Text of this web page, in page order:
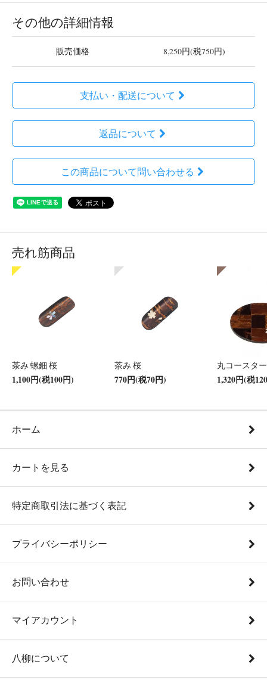
その他の詳細情報
販売価格 8,250円(税750円)
支払い・配送について
返品について
この商品について問い合わせる
売れ筋商品
茶み 螺鈿 桜
1,100円(税100円)
茶み 桜
770円(税70円)
丸コースタ
1,320円(税
ホーム
カートを見る
特定商取引法に基づく表記
プライバシーポリシー
お問い合わせ
マイアカウント
八柳について